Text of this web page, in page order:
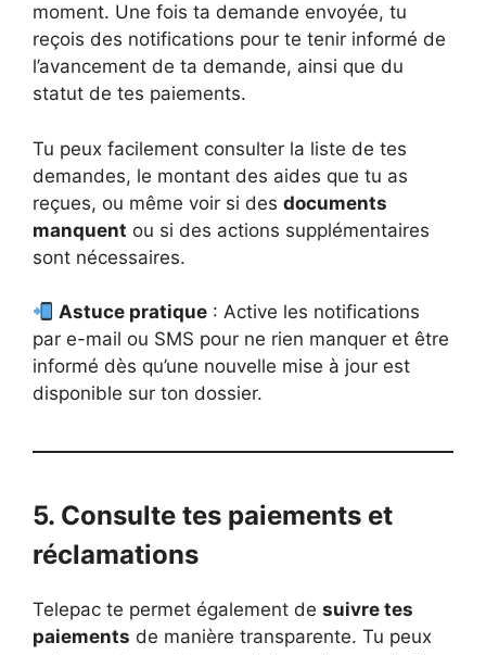
moment. Une fois ta demande envoyée, tu
reçois des notifications pour te tenir informé de
l’avancement de ta demande, ainsi que du
statut de tes paiements.
Tu peux facilement consulter la liste de tes
demandes, le montant des aides que tu as
reçues, ou même voir si des documents
manquent ou si des actions supplémentaires
sont nécessaires.
Astuce pratique : Active les notifications
par e-mail ou SMS pour ne rien manquer et être
informé dès qu’une nouvelle mise à jour est
disponible sur ton dossier.
5. Consulte tes paiements et
réclamations
Telepac te permet également de suivre tes
paiements de manière transparente. Tu peux